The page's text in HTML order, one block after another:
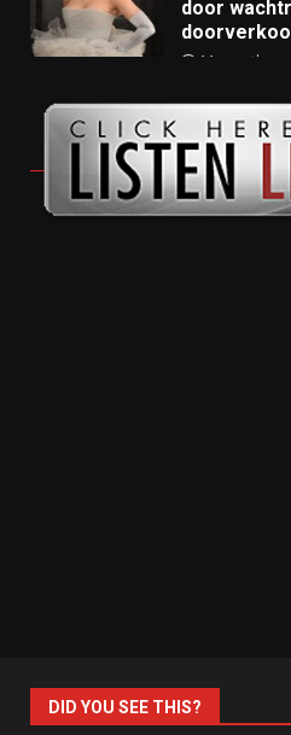
door
11 months ago
DID YOU SEE THIS?